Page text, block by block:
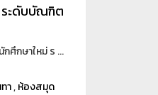
ระดับบัณฑิต
ศึกษาใหม่ ร ...
า,ห้องสมุด